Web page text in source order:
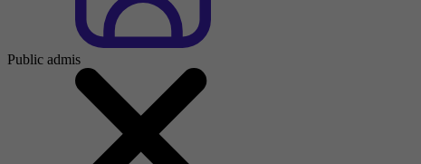
Public admis